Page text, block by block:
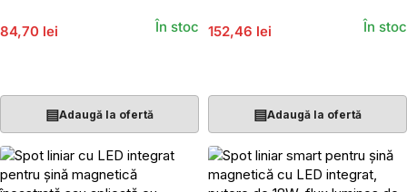
84,70 lei În stoc
▤Adaugă la ofertă
152,46 lei În stoc
▤Adaugă la ofertă